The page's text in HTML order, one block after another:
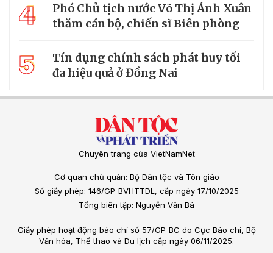
4
Phó Chủ tịch nước Võ Thị Ánh Xuân
thăm cán bộ, chiến sĩ Biên phòng
5
Tín dụng chính sách phát huy tối
đa hiệu quả ở Đồng Nai
Chuyên trang của VietNamNet
Cơ quan chủ quản: Bộ Dân tộc và Tôn giáo
Số giấy phép: 146/GP-BVHTTDL, cấp ngày 17/10/2025
Tổng biên tập: Nguyễn Văn Bá
Giấy phép hoạt động báo chí số 57/GP-BC do Cục Báo chí, Bộ
Văn hóa, Thể thao và Du lịch cấp ngày 06/11/2025.